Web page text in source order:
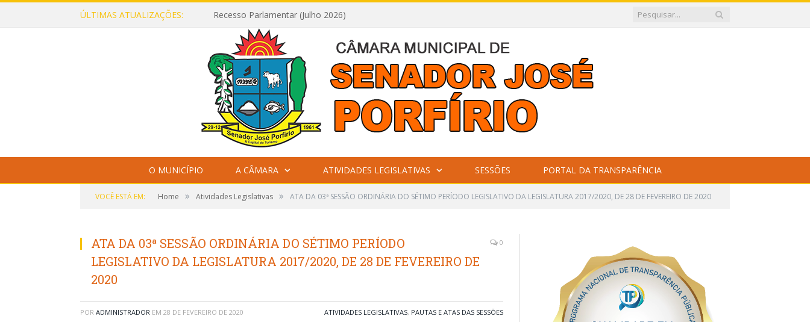
ÚLTIMAS ATUALIZAÇÕES: Recesso Parlamentar (Julho 2026)
O MUNICÍPIO A CÂMARA ATIVIDADES LEGISLATIVAS SESSÕES PORTAL DA TRANSPARÊNCIA
VOCÊ ESTÁ EM: Home » Atividades Legislativas » ATA DA 03ª SESSÃO ORDINÁRIA DO SÉTIMO PERÍODO LEGISLATIVO DA LEGISLATURA 2017/2020, DE 28 DE FEVEREIRO DE 2020
ATA DA 03ª SESSÃO ORDINÁRIA DO SÉTIMO PERÍODO
LEGISLATIVO DA LEGISLATURA 2017/2020, DE 28 DE FEVEREIRO DE
2020
0
POR ADMINISTRADOR EM 28 DE FEVEREIRO DE 2020 ATIVIDADES LEGISLATIVAS, PAUTAS E ATAS DAS SESSÕES